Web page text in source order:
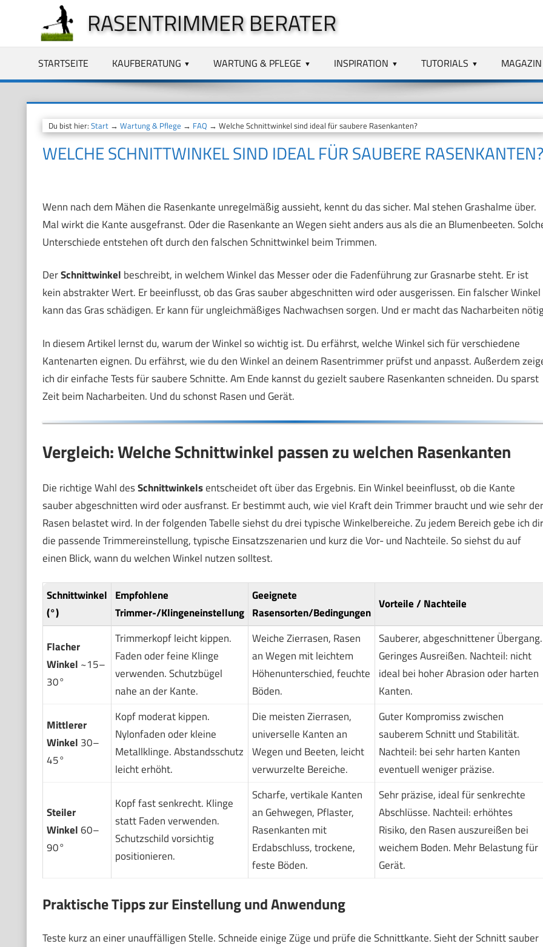
springen
RASENTRIMMER BERATER
STARTSEITE KAUFBERATUNG WARTUNG & PFLEGE INSPIRATION TUTORIALS MAGAZIN
Du bist hier: Start→ Wartung & Pflege → FAQ → Welche Schnittwinkel sind ideal für saubere Rasenkanten?
WELCHE SCHNITTWINKEL SIND IDEAL FÜR SAUBERE RASENKANTEN?
Wenn nach dem Mähen die Rasenkante unregelmäßig aussieht, kennt du das sicher. Mal stehen Grashalme über.
Mal wirkt die Kante ausgefranst. Oder die Rasenkante an Wegen sieht anders aus als die an Blumenbeeten.
Unterschiede entstehen oft durch den falschen Schnittwinkel beim Trimmen.
DerSchnittwinkel beschreibt, in welchem Winkel das Messer oder die Fadenführung zur Grasnarbe steht. Er ist
kein abstrakter Wert. Er beeinflusst, ob das Gras sauber abgeschnitten wird oder ausgerissen. Ein falscher Winkel
kann das Gras schädigen. Er kann für ungleichmäßiges Nachwachsen sorgen. Und er macht das Nacharbeiten
In diesem Artikel lernst du, warum der Winkel so wichtig ist. Du erfährst, welche Winkel sich für verschiedene
Kantenarten eignen. Du erfährst, wie du den Winkel an deinem Rasentrimmer prüfst und anpasst. Außerdem
ich dir einfache Tests für saubere Schnitte. Am Ende kannst du gezielt saubere Rasenkanten schneiden. Du sparst
Zeit beim Nacharbeiten. Und du schonst Rasen und Gerät.
Vergleich: Welche Schnittwinkel passen zu welchen Rasenkanten
Die richtige Wahl desSchnittwinkelsentscheidet oft über das Ergebnis. Ein Winkel beeinflusst, ob die Kante
sauber abgeschnitten wird oder ausfranst. Er bestimmt auch, wie viel Kraft dein Trimmer braucht und wie sehr der
Rasen belastet wird. In der folgenden Tabelle siehst du drei typische Winkelbereiche. Zu jedem Bereich gebe ich dir
die passende Trimmereinstellung, typische Einsatzszenarien und kurz die Vor- und Nachteile. So siehst du auf
einen Blick, wann du welchen Winkel nutzen solltest.
Schnittwinkel
(°)
Empfohlene
Trimmer-/Klingeneinstellung
Geeignete
Rasensorten/Bedingungen
Vorteile / Nachteile
Flacher
Winkel ~15–
30°
Trimmerkopf leicht kippen.
Faden oder feine Klinge
verwenden. Schutzbügel
nahe an der Kante.
Weiche Zierrasen, Rasen
an Wegen mit leichtem
Höhenunterschied, feuchte
Böden.
Sauberer, abgeschnittener Übergang.
Geringes Ausreißen. Nachteil: nicht
ideal bei hoher Abrasion oder harten
Kanten.
Mittlerer
Winkel 30–
45°
Kopf moderat kippen.
Nylonfaden oder kleine
Metallklinge. Abstandsschutz
leicht erhöht.
Die meisten Zierrasen,
universelle Kanten an
Wegen und Beeten, leicht
verwurzelte Bereiche.
Guter Kompromiss zwischen
sauberem Schnitt und Stabilität.
Nachteil: bei sehr harten Kanten
eventuell weniger präzise.
Steiler
Winkel60–
90°
Kopf fast senkrecht. Klinge
statt Faden verwenden.
Schutzschild vorsichtig
positionieren.
Scharfe, vertikale Kanten
an Gehwegen, Pflaster,
Rasenkanten mit
Erdabschluss, trockene,
feste Böden.
Sehr präzise, ideal für senkrechte
Abschlüsse. Nachteil: erhöhtes
Risiko, den Rasen auszureißen bei
weichem Boden. Mehr Belastung für
Gerät.
Praktische Tipps zur Einstellung und Anwendung
Teste kurz an einer unauffälligen Stelle. Schneide einige Züge und prüfe die Schnittkante. Sieht der Schnitt sauber